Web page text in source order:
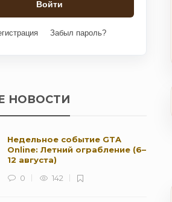
Забыл пароль?
НОВОСТИ
Недельное событие GTA
Online: Летний ограбление (6–
12 августа)
0
142